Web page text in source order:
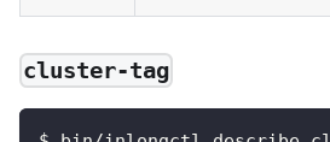
cluster-tag